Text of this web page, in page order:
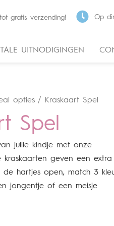
gratis verzending! Op
UITNODIGINGEN
opties / Kraskaart Spel
Spel
jullie kindje met onze
kraskaarten geven een extra
hartjes open, match 3
jongentje of een meisje